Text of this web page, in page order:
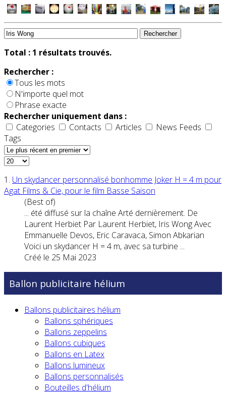
Rechercher
Total : 1 résultats trouvés.
Rechercher :
Tous les mots
N'importe quel mot
Phrase exacte
Rechercher uniquement dans :
Categories
Contacts Articles
News Feeds
Tags
1. Un skydancer personnalisé bonhomme Joker H = 4 m pour
Agat Films & Cie, pour le film Basse Saison
(Best of)
... été diffusé sur la chaîne Arté dernièrement. De
Laurent Herbiet Par Laurent Herbiet, Iris WongAvec
Emmanuelle Devos, Eric Caravaca, Simon Abkarian
Voici un skydancer H = 4 m, avec sa turbine ...
Créé le 25 Mai 2023
Ballon publicitaire hélium
Ballons publicitaires hélium
Ballons sphériques
Ballons zeppelins
Ballons cubiques
Ballons en Latex
Ballons lumineux
Ballons personnalisés
Bouteilles d'hélium